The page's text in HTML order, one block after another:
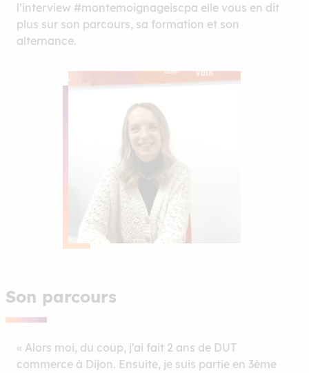
l’interview #montemoignageiscpa elle vous en dit
plus sur son parcours, sa formation et son
alternance.
Son parcours
« Alors moi, du coup, j’ai fait 2 ans de DUT
commerce à Dijon. Ensuite, je suis partie en 3ème